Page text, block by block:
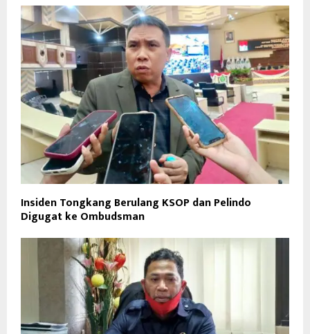
Insiden Tongkang Berulang KSOP dan Pelindo
Digugat ke Ombudsman